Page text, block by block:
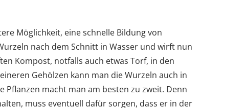
Möglichkeit, eine schnelle Bildung von
nach dem Schnitt in Wasser und wirft nun
Kompost, notfalls auch etwas Torf, in den
Gehölzen kann man die Wurzeln auch in
Pflanzen macht man am besten zu zweit. Denn
muss eventuell dafür sorgen, dass er in der